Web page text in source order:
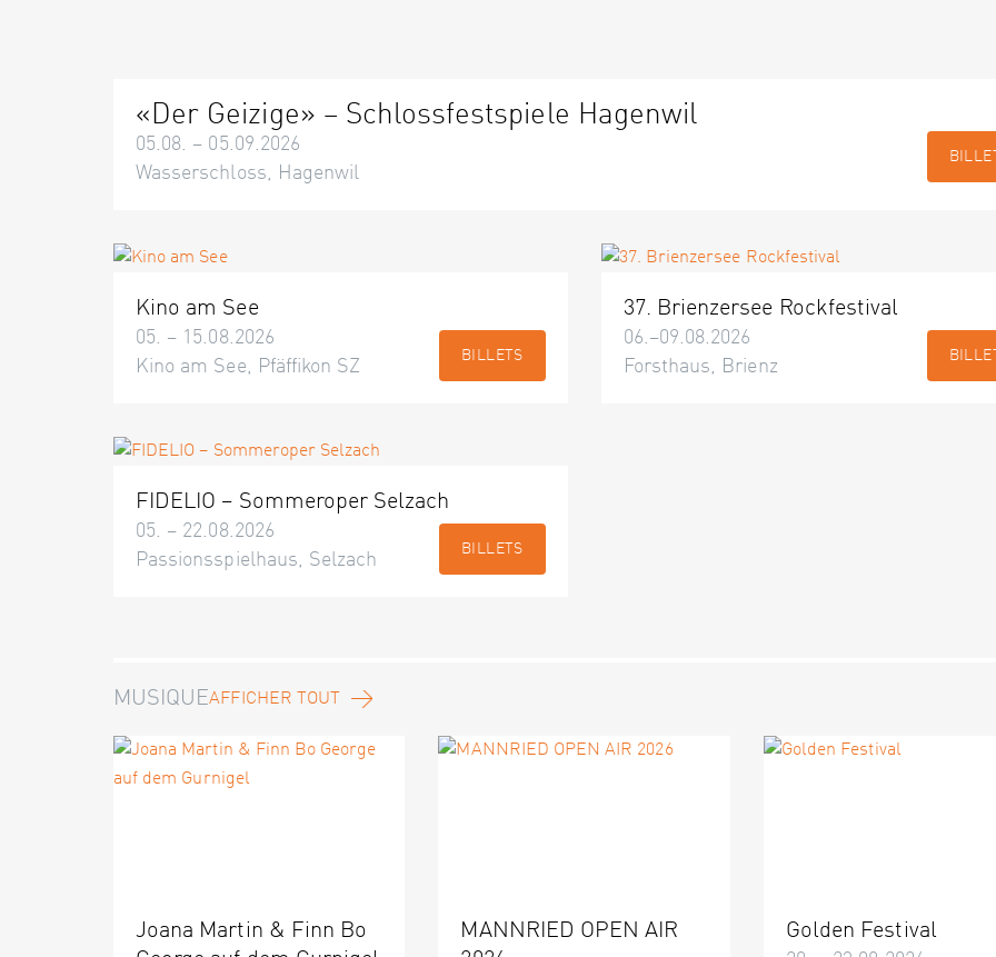
«Der Geizige» – Schlossfestspiele Hagenwil
05.08. – 05.09.2026
Wasserschloss, Hagenwil
Kino am See
05. – 15.08.2026
Kino am See, Pfäffikon SZ
BILLETS
37. Brienzersee Rockfestival
06.–09.08.2026
Forsthaus, Brienz
FIDELIO – Sommeroper Selzach
05. – 22.08.2026
Passionsspielhaus, Selzach
BILLETS
MUSIQUEAFFICHER TOUT
Joana Martin & Finn Bo
MANNRIED OPEN AIR
Golden Festival